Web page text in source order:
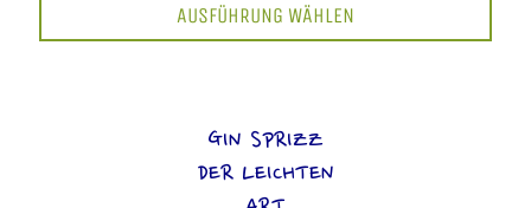
AUSFÜHRUNG WÄHLEN
GIN SPRIZZ
DER LEICHTEN